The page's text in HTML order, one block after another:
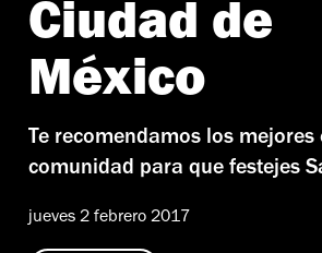
Ciudad de
México
Te recomendamos los mejores
comunidad para que festejes
jueves 2 febrero 2017